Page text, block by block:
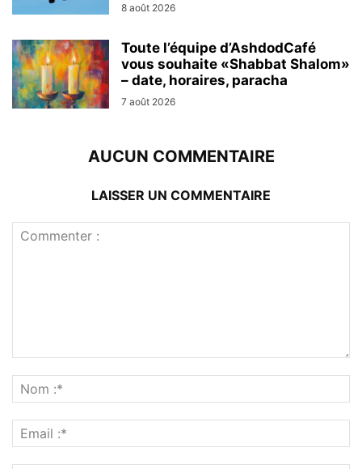
8 août 2026
Toute l’équipe d’AshdodCafé
vous souhaite «Shabbat Shalom»
– date, horaires, paracha
7 août 2026
AUCUN COMMENTAIRE
LAISSER UN COMMENTAIRE